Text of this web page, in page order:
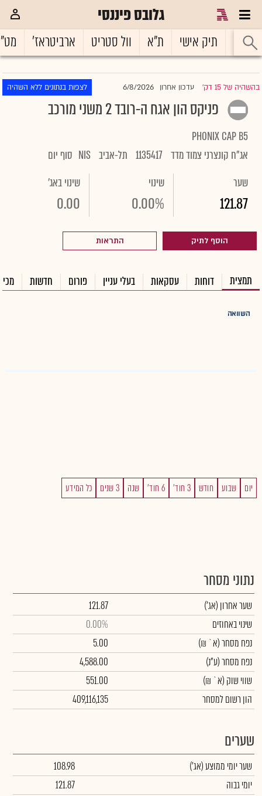
גלובס פיננסי
ראשי תיק אישי ת"א וול סטריט ארביטראז'
בהשהיה של 15 דק' |עדכון אחרון 6/8/2026 לצפות בנתונים ללא השהיה
פניקס הון אגח ה-רובד 2 משני מורכב
PHONIX CAP B5
אג"ח קונצרני צמוד מדד 1135417 תל-אביב NIS סוף יום
שער
121.87
שינוי
0.00%
שינוי באג'
0.00
הוסף לתיק התראות
תמצית דוחות עסקאות בעלי עניין פורום חדשות
השוואה
יום שבוע חודש 3 חוד' 6 חוד' שנה 3 שנים כל המידע
נתוני מסחר
שער אחרון (אג')
121.87
שינוי באחוזים
0.00%
נפח מסחר(א` ₪)
5.00
נפח מסחר(ע"נ)
4,588.00
שווי שוק (א` ₪)
551.00
הון רשום למסחר
409,116,135
שערים
שער יומי ממוצע(אג')
108.98
יומי גבוה
121.87